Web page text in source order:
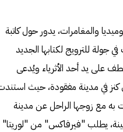
والمغامرات، يدور حول كاتبة
جولة للترويج لكتابها الجديد
على يد أحد الأثرياء ويُدعى
في مدينة مفقودة، حيث
به مع زوجها الراحل عن مدينة
يطلب "فيرفاكس" من "لوريتا"